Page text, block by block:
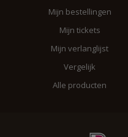
Mijn bestellingen
Mijn tickets
Mijn verlanglijst
Vergelijk
Alle producten